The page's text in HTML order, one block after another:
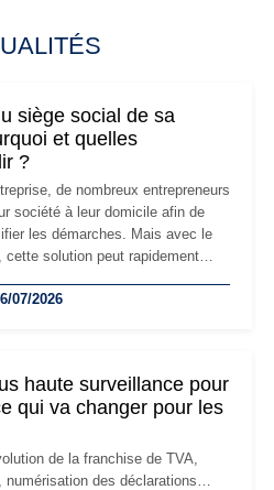
siège social de sa
et quelles
?
de nombreux entrepreneurs
société à leur domicile afin de
les démarches. Mais avec le
solution peut rapidement
image de marque… Le
07/2026
haute surveillance pour
qui va changer pour les
de la franchise de TVA,
des déclarations…